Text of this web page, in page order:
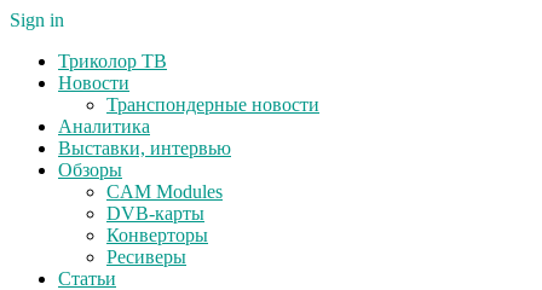
Sign in
Триколор ТВ
Новости
Транспондерные новости
Аналитика
Выставки, интервью
Обзоры
CAM Modules
DVB-карты
Конверторы
Ресиверы
Статьи